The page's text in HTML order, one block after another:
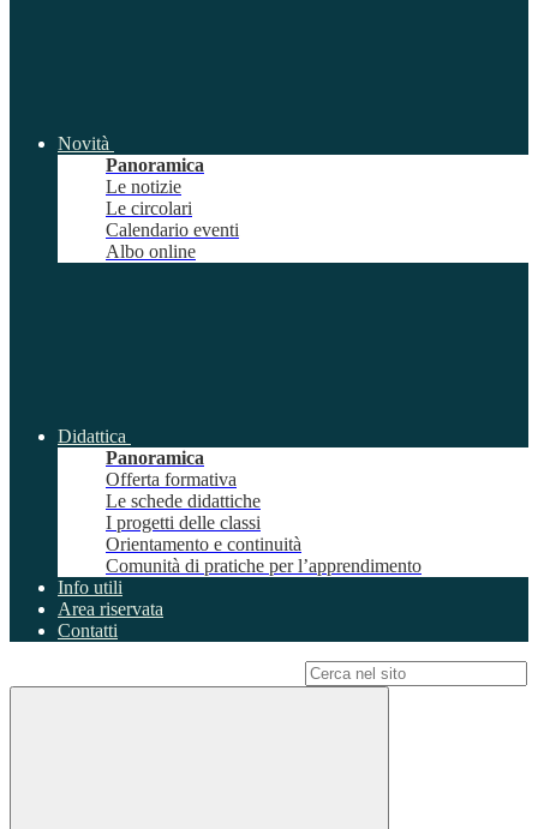
Novità
Panoramica
Le notizie
Le circolari
Calendario eventi
Albo online
Didattica
Panoramica
Offerta formativa
Le schede didattiche
I progetti delle classi
Orientamento e continuità
Comunità di pratiche per l’apprendimento
Info utili
Area riservata
Contatti